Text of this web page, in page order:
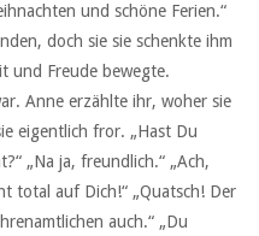
und schöne Ferien.“
doch sie sie schenkte ihm
und Freude bewegte.
Anne erzählte ihr, woher sie
eigentlich fror. „Hast Du
„Na ja, freundlich.“ „Ach,
total auf Dich!“ „Quatsch! Der
auch.“ „Du